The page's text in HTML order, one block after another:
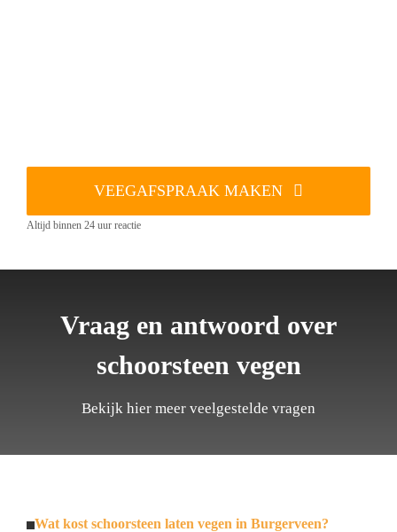
VEEGAFSPRAAK MAKEN
Altijd binnen 24 uur reactie
Vraag en antwoord over
schoorsteen vegen
Bekijk hier meer veelgestelde vragen
Wat kost schoorsteen laten vegen in Burgerveen?